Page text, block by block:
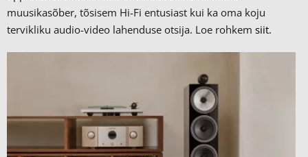
muusikasõber, tõsisem Hi-Fi entusiast kui ka oma koju
tervikliku audio-video lahenduse otsija. Loe rohkem siit.